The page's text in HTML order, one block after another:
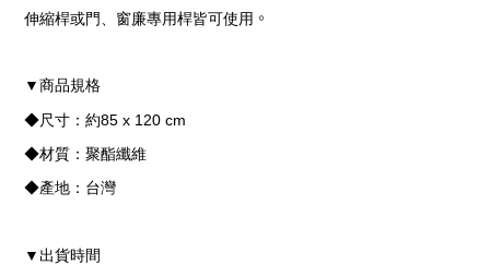
伸縮桿或門、窗廉專用桿皆可使用 。
▼ 商品規格
◆尺寸： 約85 x 120 cm
◆材質： 聚酯纖維
◆產地： 台灣
▼ 出貨時間